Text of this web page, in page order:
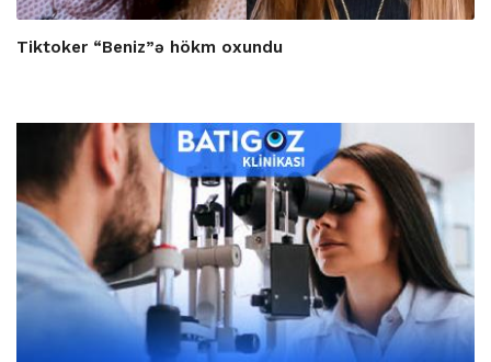
Tiktoker “Beniz”ə hökm oxundu